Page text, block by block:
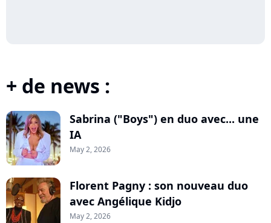
+ de news :
Sabrina ("Boys") en duo avec... une
IA
May 2, 2026
Florent Pagny : son nouveau duo
avec Angélique Kidjo
May 2, 2026